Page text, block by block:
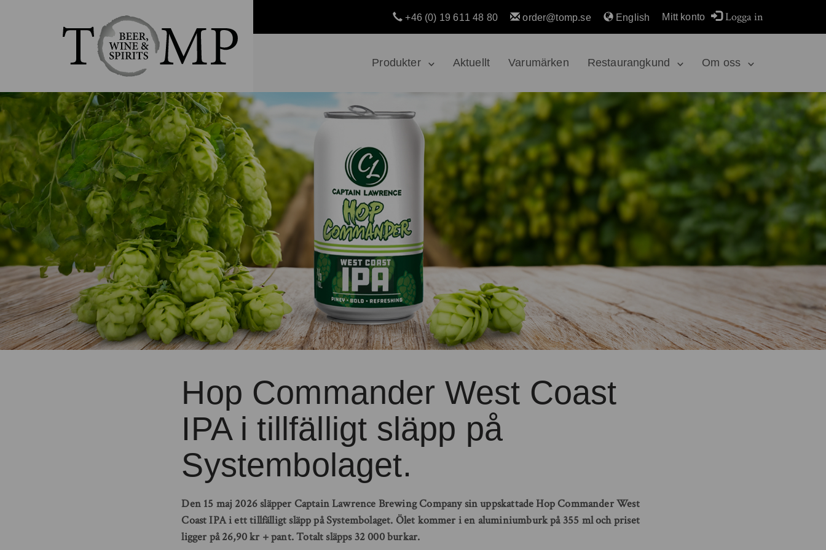
Produkter Aktuellt Varumärken Restaurangkund Om oss
+46 (0) 19 611 48 80 order@tomp.se English Mitt konto Logga in
Hop Commander West Coast
IPA i tillfälligt släpp på
Systembolaget.
Den 15 maj 2026 släpper Captain Lawrence Brewing Company sin uppskattade Hop Commander West
Coast IPA i ett tillfälligt släpp på Systembolaget. Ölet kommer i en aluminiumburk på 355 ml och priset
ligger på 26,90 kr + pant. Totalt släpps 32 000 burkar.